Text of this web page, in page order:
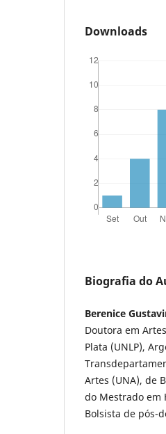
Downloads
Biografia do
Berenice
Doutora em
Plata (UNLP),
Artes (UNA), de
do Mestrado em
Bolsista de pós-